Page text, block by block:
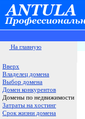
На главную
Вверх
Владелец домена
Выбор домена
Домен конкурентов
Домены по недвижимости
Затраты на хостинг
Срок жизни домена